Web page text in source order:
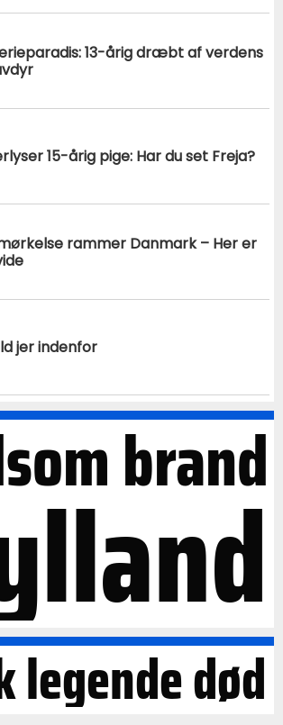
13-årig dræbt af verdens
15-årig pige: Har du set Freja?
rammer Danmark – Her er
jer indenfor
brand
legende død